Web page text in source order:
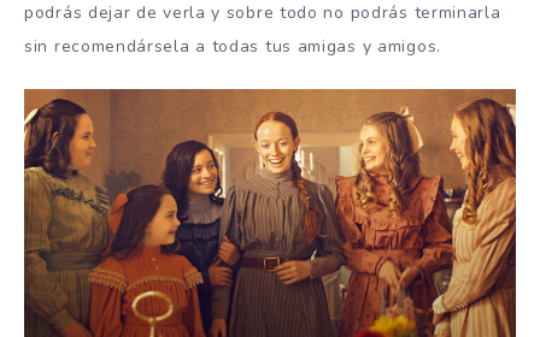
podrás dejar de verla y sobre todo no podrás terminarla
sin recomendársela a todas tus amigas y amigos.